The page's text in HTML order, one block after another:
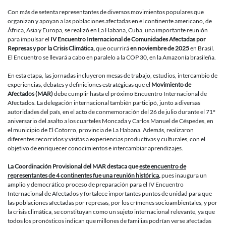
de
4
deciden
construir
el
Encuentro
de
Afectadas
por
y
Con más de setenta representantes de diversos movimientos populares que
organizan y apoyan a las poblaciones afectadas en el continente americano, de
África, Asia y Europa, se realizó en La Habana, Cuba, una importante reunión
para impulsar el IV Encuentro Internacional de Comunidades Afectadas por
Represas y por la Crisis Climática, que ocurriráen noviembre de 2025en Brasil.
El Encuentro se llevará a cabo en paralelo a la COP 30, en la Amazonía brasileña.
En esta etapa, las jornadas incluyeron mesas de trabajo, estudios, intercambio de
experiencias, debates y definiciones estratégicas que el Movimiento de
Afectados (MAR)debe cumplir hasta el próximo Encuentro Internacional de
Afectados. La delegación internacional también participó, junto a diversas
autoridades del país, en el acto de conmemoración del 26 de julio durante el 71°
aniversario del asalto a los cuarteles Moncada y Carlos Manuel de Céspedes, en
el municipio de El Cotorro, provincia de La Habana. Además, realizaron
diferentes recorridos y visitas a experiencias productivas y culturales, con el
objetivo de enriquecer conocimientos e intercambiar aprendizajes.
LaCoordinación Provisional del MAR destaca queeste encuentro de
representantes de 4 continentes fue una reunión histórica, pues inaugura un
amplio y democrático proceso de preparación para el IV Encuentro
Internacional de Afectados y fortalece importantes puntos de unidad para que
las poblaciones afectadas por represas, por los crímenes socioambientales, y por
la crisis climática, se constituyan como un sujeto internacional relevante, ya que
todos los pronósticos indican que millones de familias podrían verse afectadas